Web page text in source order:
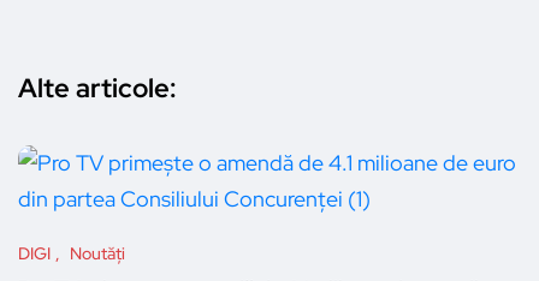
Alte articole:
DIGI Noutăți